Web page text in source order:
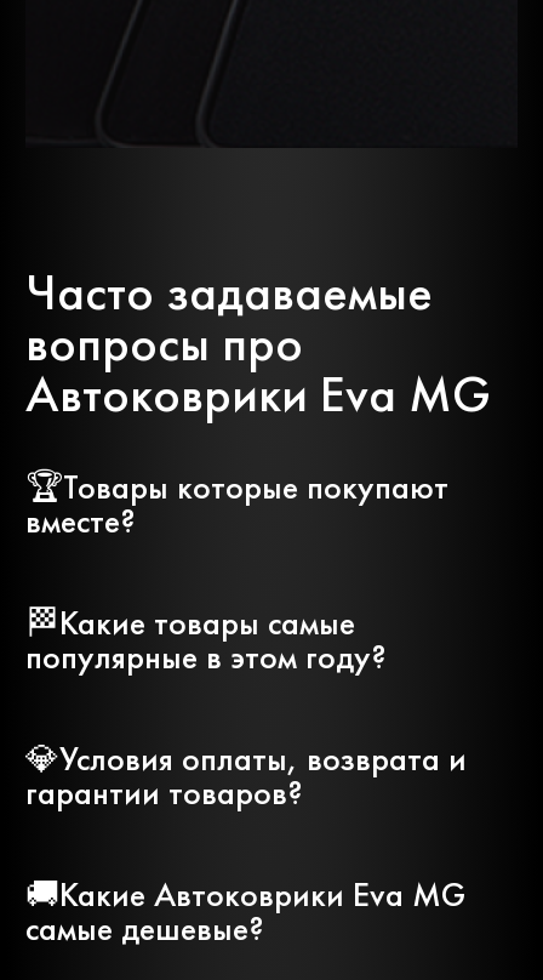
Lexus
Mercedes-
benz
Peugeot Pontiac
Porsche Ravon
royce
Часто задаваемые
вопросы про
Автоковрики Eva MG
🏆Товары которые покупают
вместе?
🏁Какие товары самые
популярные в этом году?
💎Условия оплаты, возврата и
гарантии товаров?
🚚Какие Автоковрики Eva MG
самые дешевые?